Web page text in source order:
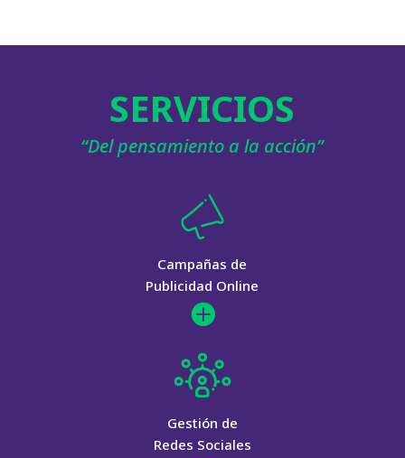
SERVICIOS
“Del pensamiento a la acción”
Campañas de
Publicidad Online

Gestión de
Redes Sociales